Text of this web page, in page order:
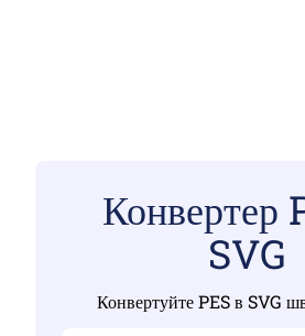
Конвертер
SVG
Конвертуйте PES в SVG